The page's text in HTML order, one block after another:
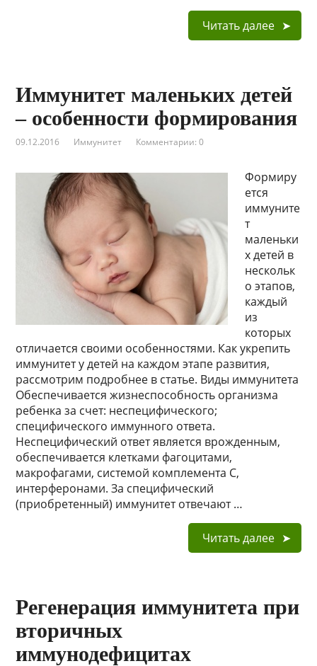
Читать далее
Иммунитет маленьких детей
– особенности формирования
09.12.2016 Иммунитет Комментарии: 0
Формиру
ется
иммуните
т
маленьки
х детей в
нескольк
о этапов,
каждый
из
которых
отличается своими особенностями. Как укрепить
иммунитет у детей на каждом этапе развития,
рассмотрим подробнее в статье. Виды иммунитета
Обеспечивается жизнеспособность организма
ребенка за счет: неспецифического;
специфического иммунного ответа.
Неспецифический ответ является врожденным,
обеспечивается клетками фагоцитами,
макрофагами, системой комплемента С,
интерферонами. За специфический
(приобретенный) иммунитет отвечают …
Читать далее
Регенерация иммунитета при
вторичных
иммунодефицитах